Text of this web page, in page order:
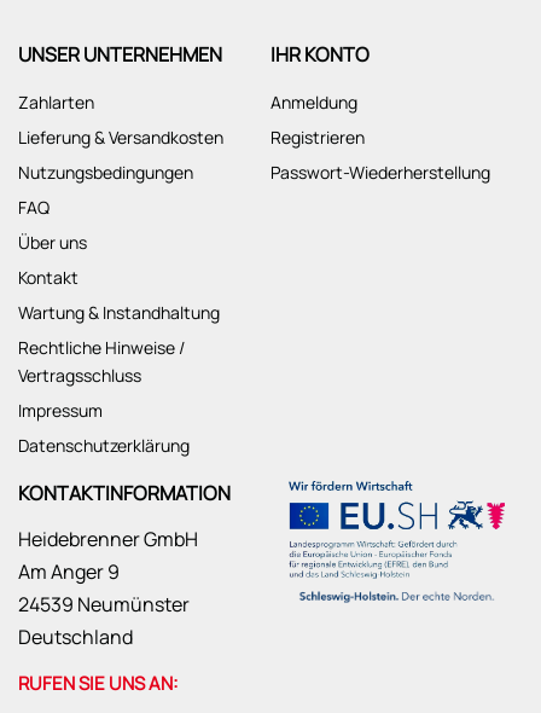
UNSER UNTERNEHMEN
Zahlarten
Lieferung & Versandkosten
Nutzungsbedingungen
FAQ
Über uns
Kontakt
Wartung & Instandhaltung
Rechtliche Hinweise /
Vertragsschluss
Impressum
Datenschutzerklärung
IHR KONTO
Anmeldung
Registrieren
Passwort-Wiederherstellung
KONTAKTINFORMATION
Heidebrenner GmbH
Am Anger 9
24539 Neumünster
Deutschland
RUFEN SIE UNS AN: